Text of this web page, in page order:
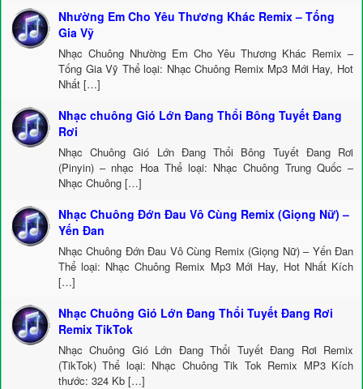
Nhường Em Cho Yêu Thương Khác Remix – Tống
Gia Vỹ
Nhạc Chuông Nhường Em Cho Yêu Thương Khác Remix –
Tống Gia Vỹ Thể loại: Nhạc Chuông Remix Mp3 Mới Hay, Hot
Nhất […]
Nhạc chuông Gió Lớn Đang Thổi Bông Tuyết Đang
Rơi
Nhạc Chuông Gió Lớn Đang Thổi Bông Tuyết Đang Rơi
(Pinyin) – nhạc Hoa Thể loại: Nhạc Chuông Trung Quốc –
Nhạc Chuông […]
Nhạc Chuông Đớn Đau Vô Cùng Remix (Giọng Nữ) –
Yến Đan
Nhạc Chuông Đớn Đau Vô Cùng Remix (Giọng Nữ) – Yến Đan
Thể loại: Nhạc Chuông Remix Mp3 Mới Hay, Hot Nhất Kích
[…]
Nhạc Chuông Gió Lớn Đang Thổi Tuyết Đang Rơi
Remix TikTok
Nhạc Chuông Gió Lớn Đang Thổi Tuyết Đang Rơi Remix
(TikTok) Thể loại: Nhạc Chuông Tik Tok Remix MP3 Kích
thước: 324 Kb […]